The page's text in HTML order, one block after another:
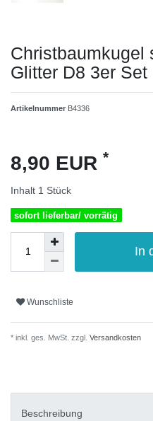
Christbaumkugel
Glitter D8 3er Set
Artikelnummer B4336
8,90 EUR *
Inhalt 1 Stück
sofort lieferbar/ vorrätig
In
Wunschliste
* inkl. ges. MwSt. zzgl. Versandkosten
Beschreibung